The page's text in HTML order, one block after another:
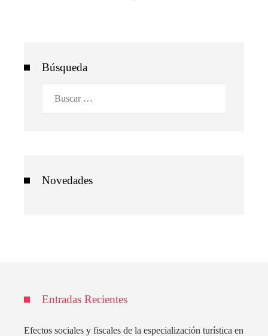
Búsqueda
Novedades
Entradas Recientes
Efectos sociales y fiscales de la especialización turística en